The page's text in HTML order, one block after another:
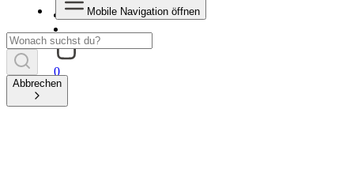
0
Mobile Navigation öffnen
Abbrechen